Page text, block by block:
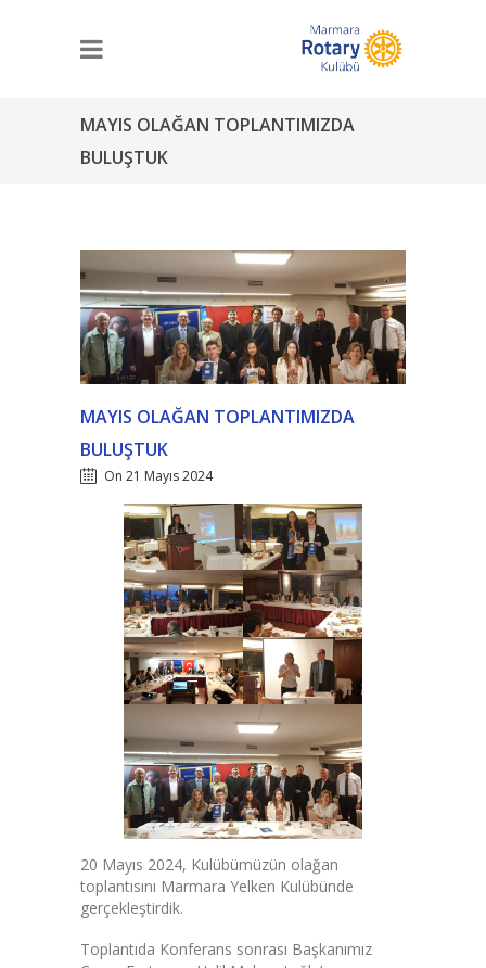
MAYIS OLAĞAN TOPLANTIMIZDA
BULUŞTUK
MAYIS OLAĞAN TOPLANTIMIZDA
BULUŞTUK
On 21 Mayıs 2024
20 Mayıs 2024, Kulübümüzün olağan
toplantısını Marmara Yelken Kulübünde
gerçekleştirdik.
Toplantıda Konferans sonrası Başkanımız